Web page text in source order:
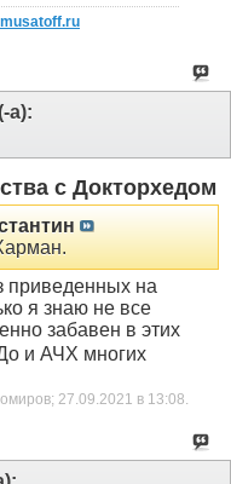
а):
с Докторхедом
приведенных на
я знаю не все
забавен в этих
и АЧХ многих
27.09.2021 в 13:08.